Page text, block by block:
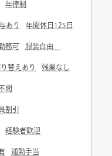
年俸制
あり 年間休日125日
務可 服装自由
替えあり 残業なし
問
割引
経験者歓迎
通勤手当